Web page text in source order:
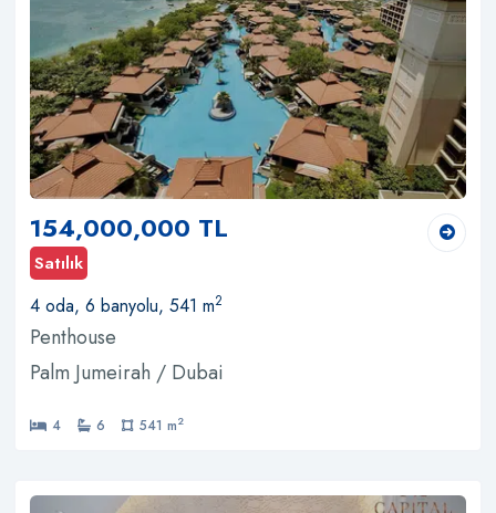
154,000,000 TL
Satılık
4 oda, 6 banyolu, 541 m2
Penthouse
Palm Jumeirah / Dubai
4 6 541 m2